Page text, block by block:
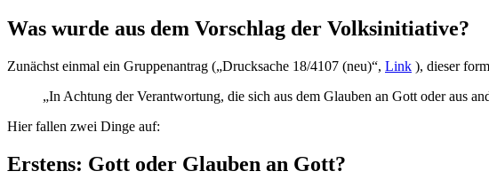
Was wurde aus dem Vorschlag der Volksinitiative?
Zunächst einmal ein Gruppenantrag („Drucksache 18/4107 (neu)“, Link ), dieser
„In Achtung der Verantwortung, die sich aus dem Glauben an Gott oder aus
Hier fallen zwei Dinge auf:
Erstens: Gott oder Glauben an Gott?